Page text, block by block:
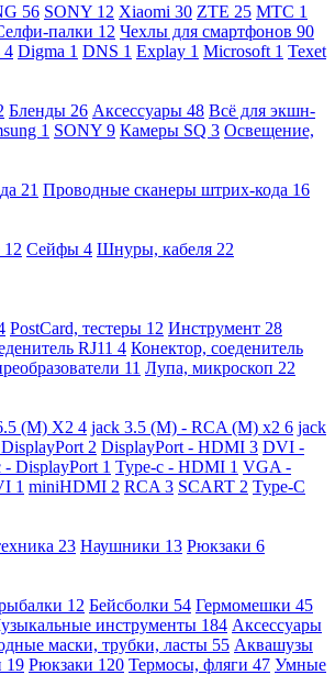
56 SONY 12 Xiaomi 30 ZTE 25 МТС 1
палки 12 Чехлы для смартфонов 90
4 Digma 1 DNS 1 Explay 1 Microsoft 1 Texet
Бленды 26 Аксессуары 48 Всё для экшн-
1 SONY 9 Камеры SQ 3 Освещение,
21 Проводные сканеры штрих-кода 16
12 Сейфы 4 Шнуры, кабеля 22
PostCard, тестеры 12 Инструмент 28
RJ11 4 Конектор, соеденитель
11 Лупа, микроскоп 22
(M) X2 4 jack 3.5 (M) - RCA (M) x2 6 jack
2 DisplayPort - HDMI 3 DVI -
- DisplayPort 1 Type-c - HDMI 1 VGA -
1 miniHDMI 2 RCA 3 SCART 2 Type-C
23 Наушники 13 Рюкзаки 6
12 Бейсболки 54 Гермомешки 45
инструменты 184 Аксессуары
маски, трубки, ласты 55 Аквашузы
19 Рюкзаки 120 Термосы, фляги 47 Умные